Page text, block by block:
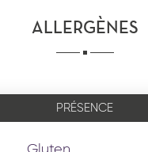
ALLERGÈNES
PRÉSENCE